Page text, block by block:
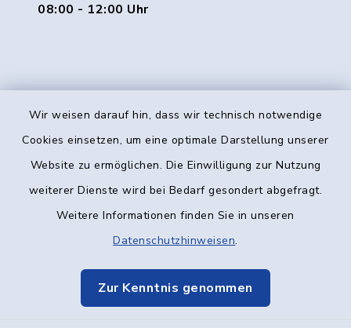
Wir weisen darauf hin, dass wir technisch notwendige
Cookies einsetzen, um eine optimale Darstellung unserer
Website zu ermöglichen. Die Einwilligung zur Nutzung
weiterer Dienste wird bei Bedarf gesondert abgefragt.
Weitere Informationen finden Sie in unseren
Datenschutzhinweisen.
Zur Kenntnis genommen
08:00 - 12:00 Uhr
Kontakt
Datenschutz
Elektronische Kommunikation